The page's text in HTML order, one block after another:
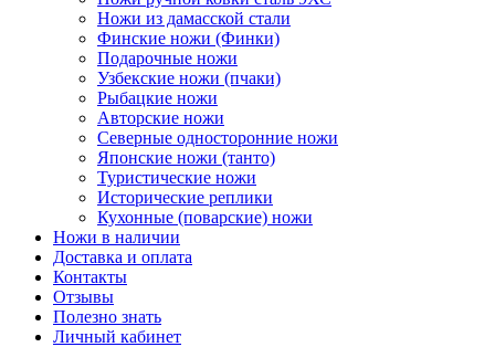
Ножи из дамасской стали
Финские ножи (Финки)
Подарочные ножи
Узбекские ножи (пчаки)
Рыбацкие ножи
Авторские ножи
Северные односторонние ножи
Японские ножи (танто)
Туристические ножи
Исторические реплики
Кухонные (поварские) ножи
Ножи в наличии
Доставка и оплата
Контакты
Отзывы
Полезно знать
Личный кабинет